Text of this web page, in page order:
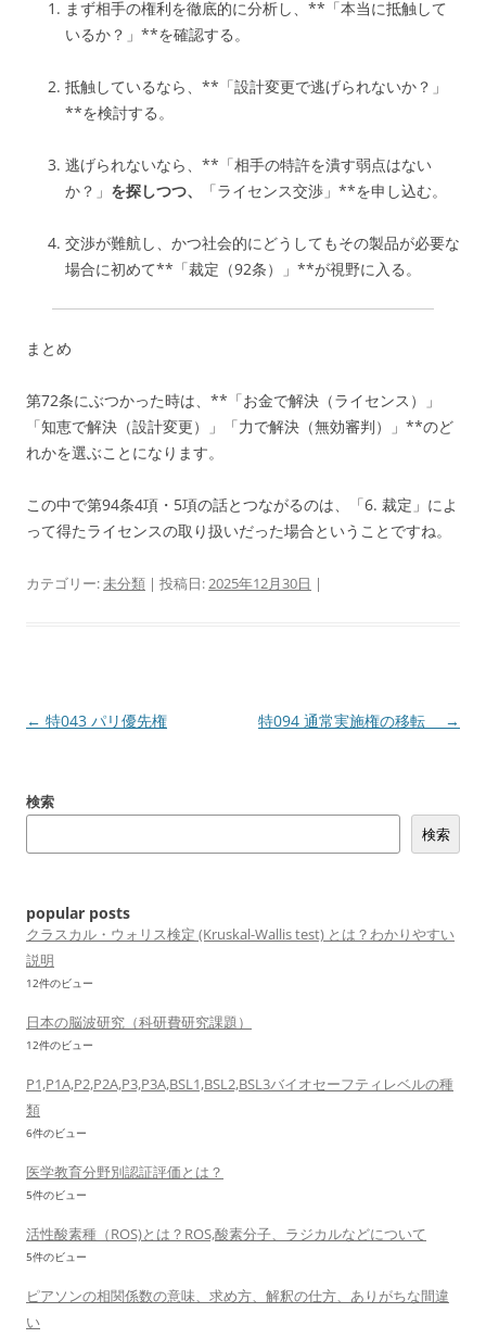
まず相手の権利を徹底的に分析し、**「本当に抵触して
いるか？」**を確認する。
抵触しているなら、**「設計変更で逃げられないか？」
**を検討する。
逃げられないなら、**「相手の特許を潰す弱点はない
か？」 を探しつつ、 「ライセンス交渉」**を申し込む。
交渉が難航し、かつ社会的にどうしてもその製品が必要な
場合に初めて**「裁定（92条）」**が視野に入る。
まとめ
第72条にぶつかった時は、**「お金で解決（ライセンス）」
「知恵で解決（設計変更）」「力で解決（無効審判）」**のど
れかを選ぶことになります。
この中で第94条4項・5項の話とつながるのは、「6. 裁定」によ
って得たライセンスの取り扱いだった場合ということですね。
カテゴリー:未分類 | 投稿日:2025年12月30日 |
投
ビ
ョ
ン
← 特043 パリ優先権 特094 通常実施権の移転 →
検索
検索
popular posts
クラスカル・ウォリス検定 (Kruskal-Wallis test) とは？わかりやすい
説明
12件のビュー
日本の脳波研究（科研費研究課題）
12件のビュー
P1,P1A,P2,P2A,P3,P3A,BSL1,BSL2,BSL3バイオセーフティレベルの種
類
6件のビュー
医学教育分野別認証評価とは？
5件のビュー
活性酸素種（ROS)とは？ROS,酸素分子、ラジカルなどについて
5件のビュー
ピアソンの相関係数の意味、求め方、解釈の仕方、ありがちな間違
い